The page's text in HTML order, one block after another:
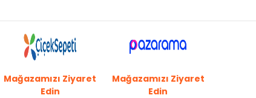
Mağazamızı Ziyaret
Edin
Mağazamızı Ziyaret
Edin